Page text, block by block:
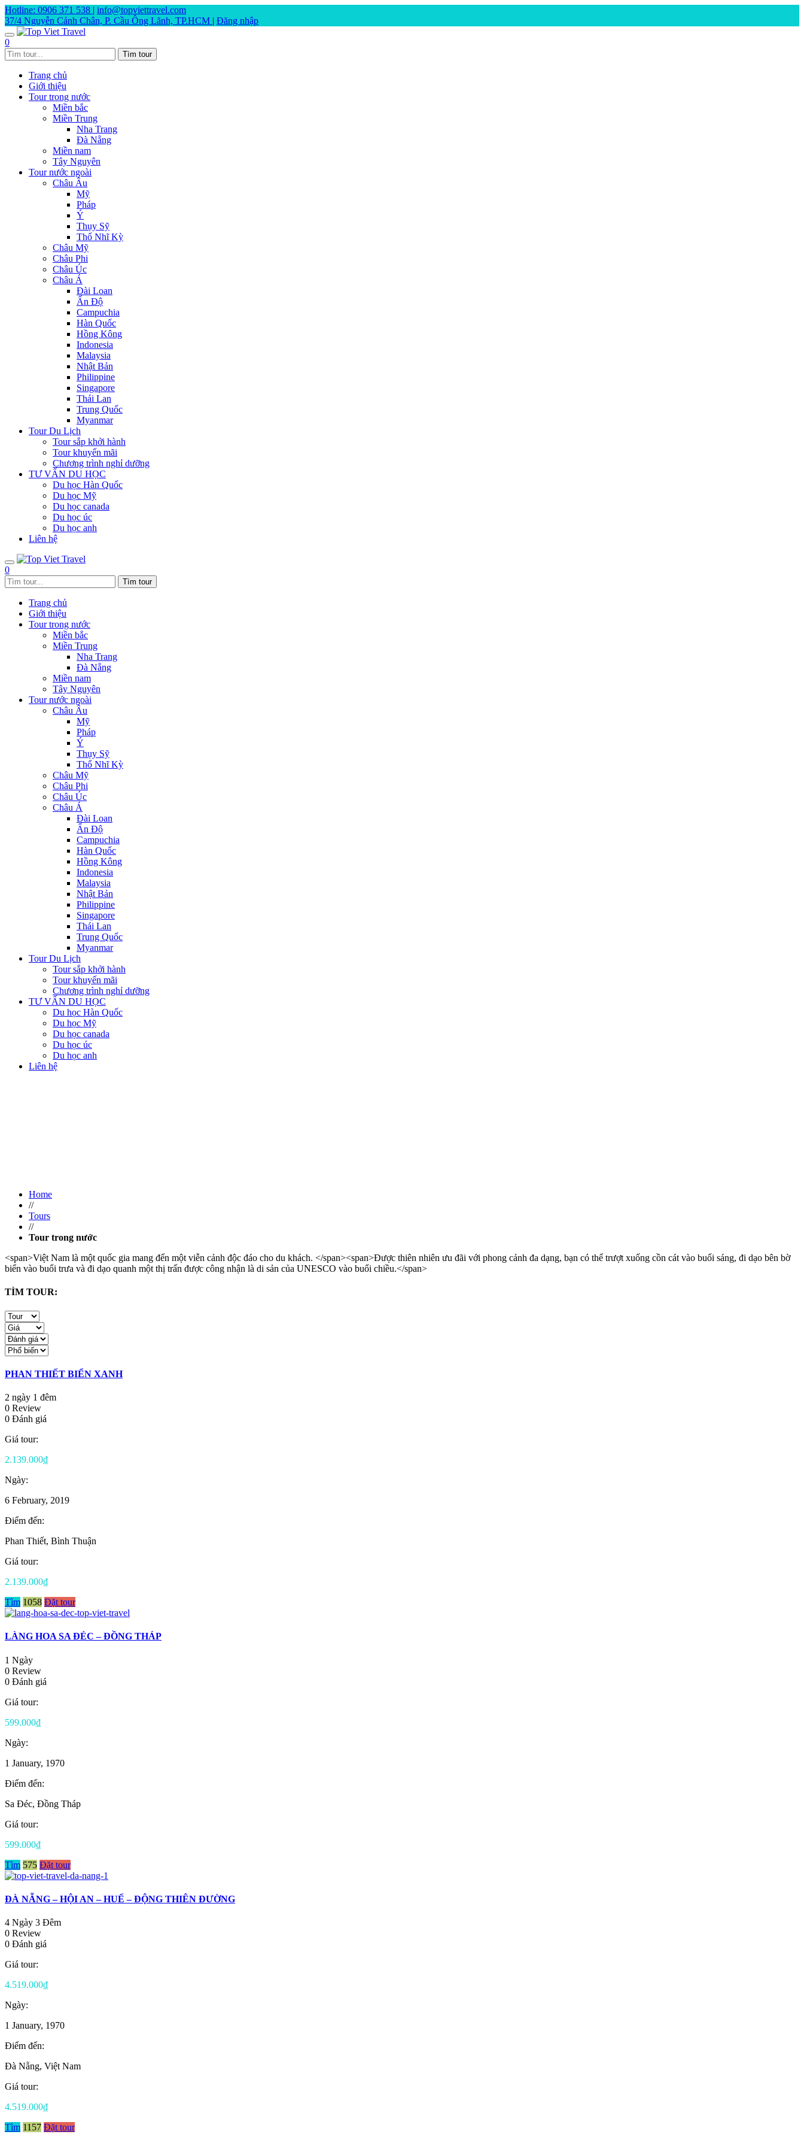
Hotline: 0906 371 538 | info@topviettravel.com
37/4 Nguyễn Cảnh Chân, P. Cầu Ông Lãnh, TP.HCM | Đăng nhập
0
Trang chủ
Giới thiệu
Tour trong nước
Miền bắc
Miền Trung
Nha Trang
Đà Nẵng
Miền nam
Tây Nguyên
Tour nước ngoài
Châu Âu
Mỹ
Pháp
Ý
Thụy Sỹ
Thổ Nhĩ Kỳ
Châu Mỹ
Châu Phi
Châu Úc
Châu Á
Đài Loan
Ấn Độ
Campuchia
Hàn Quốc
Hồng Kông
Indonesia
Malaysia
Nhật Bản
Philippine
Singapore
Thái Lan
Trung Quốc
Myanmar
Tour Du Lịch
Tour sắp khởi hành
Tour khuyến mãi
Chương trình nghỉ dưỡng
TƯ VẤN DU HỌC
Du học Hàn Quốc
Du học Mỹ
Du học canada
Du học úc
Du học anh
Liên hệ
0
Trang chủ
Giới thiệu
Tour trong nước
Miền bắc
Miền Trung
Nha Trang
Đà Nẵng
Miền nam
Tây Nguyên
Tour nước ngoài
Châu Âu
Mỹ
Pháp
Ý
Thụy Sỹ
Thổ Nhĩ Kỳ
Châu Mỹ
Châu Phi
Châu Úc
Châu Á
Đài Loan
Ấn Độ
Campuchia
Hàn Quốc
Hồng Kông
Indonesia
Malaysia
Nhật Bản
Philippine
Singapore
Thái Lan
Trung Quốc
Myanmar
Tour Du Lịch
Tour sắp khởi hành
Tour khuyến mãi
Chương trình nghỉ dưỡng
TƯ VẤN DU HỌC
Du học Hàn Quốc
Du học Mỹ
Du học canada
Du học úc
Du học anh
Liên hệ
Home
//
Tours
//
Tour trong nước
<span>Việt Nam là một quốc gia mang đến một viễn cảnh độc đáo cho du khách. </span><span>Được thiên nhiên ưu đãi với phong cảnh đa dạng, bạn có thể trượt xuống cồn cát vào buổi sáng, đi dạo bên bờ
biển vào buổi trưa và đi dạo quanh một thị trấn được công nhận là di sản của UNESCO vào buổi chiều.</span>
TÌM TOUR:
PHAN THIẾT BIỂN XANH
2 ngày 1 đêm
0 Review
0 Đánh giá
Giá tour:
2.139.000₫
Ngày:
6 February, 2019
Điểm đến:
Phan Thiết, Bình Thuận
Giá tour:
2.139.000₫
Tìm 1058 Đặt tour
LÀNG HOA SA ĐÉC – ĐỒNG THÁP
1 Ngày
0 Review
0 Đánh giá
Giá tour:
599.000₫
Ngày:
1 January, 1970
Điểm đến:
Sa Đéc, Đồng Tháp
Giá tour:
599.000₫
Tìm 575 Đặt tour
ĐÀ NẴNG – HỘI AN – HUẾ – ĐỘNG THIÊN ĐƯỜNG
4 Ngày 3 Đêm
0 Review
0 Đánh giá
Giá tour:
4.519.000₫
Ngày:
1 January, 1970
Điểm đến:
Đà Nẵng, Việt Nam
Giá tour:
4.519.000₫
Tìm 1157 Đặt tour